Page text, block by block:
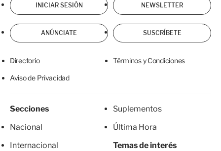
INICIAR SESIÓN NEWSLETTER
ANÚNCIATE SUSCRÍBETE
Directorio Términos y Condiciones
Aviso de Privacidad
Secciones
Nacional
Internacional
Suplementos
Última Hora
Temas de interés